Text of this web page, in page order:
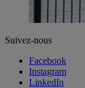
Suivez-nous
Facebook
Instagram
LinkedIn